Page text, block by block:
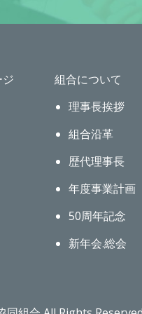
ジ
組合について
理事長挨拶
組合沿革
歴代理事長
年度事業計画
50周年記念
新年会.総会